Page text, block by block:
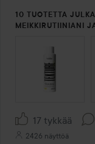
10 TUOTETTA
MEIKKIRUTIINIANI
OHITA OSIO
17 tykkää
2426 näyttöä